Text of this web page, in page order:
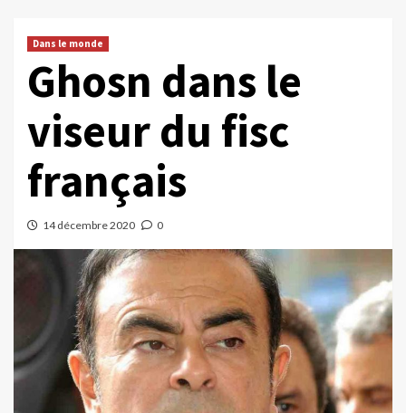
Dans le monde
Ghosn dans le
viseur du fisc
français
14 décembre 2020 0